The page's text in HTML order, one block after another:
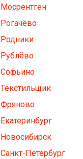
Мосрентген
Рогачёво
Родники
Рублёво
Софьино
Текстильщик
Фряново
Екатеринбург
Новосибирск
Санкт-Петербург